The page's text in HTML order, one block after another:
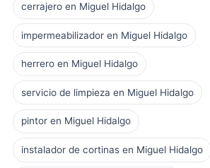
cerrajero en Miguel Hidalgo
impermeabilizador en Miguel Hidalgo
herrero en Miguel Hidalgo
servicio de limpieza en Miguel Hidalgo
pintor en Miguel Hidalgo
instalador de cortinas en Miguel Hidalgo